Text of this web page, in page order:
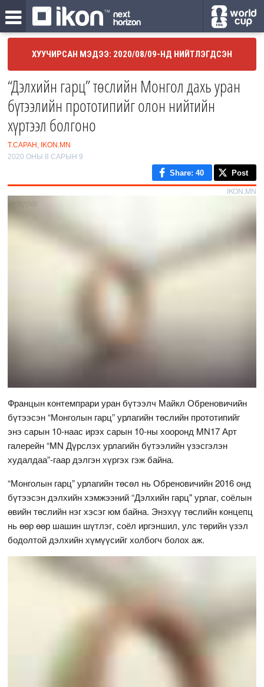
ХУУЧИРСАН МЭДЭЭ: 2020/08/09-НД НИЙТЛЭГДСЭН
“Дэлхийн гарц” төслийн Монгол дахь уран
бүтээлийн прототипийг олон нийтийн
хүртээл болгоно
Т.САРАН, IKON.MN
2020 ОНЫ 8 САРЫН 9
Share: 40 Post
IKON.MN
Францын контемпрари уран бүтээлч Майкл Обреновичийн
бүтээсэн “Монголын гарц” урлагийн төслийн прототипийг
энэ сарын 10-наас ирэх сарын 10-ны хооронд MN17 Арт
галерейн “MN Дүрслэх урлагийн бүтээлийн үзэсгэлэн
худалдаа”-гаар дэлгэн хүргэх гэж байна.
“Монголын гарц” урлагийн төсөл нь Обреновичийн 2016 онд
бүтээсэн дэлхийн хэмжээний “Дэлхийн гарц" урлаг, соёлын
өвийн төслийн нэг хэсэг юм байна. Энэхүү төслийн концепц
нь өөр өөр шашин шүтлэг, соёл иргэншил, улс төрийн үзэл
бодолтой дэлхийн хүмүүсийг холбогч болох аж.